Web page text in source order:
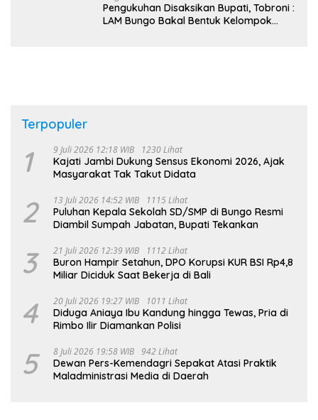
Pengukuhan Disaksikan Bupati, Tobroni :
LAM Bungo Bakal Bentuk Kelompok
Terpopuler
1 9 Juli 2026 12:18 WIB 1230 Lihat
Kajati Jambi Dukung Sensus Ekonomi 2026, Ajak
Masyarakat Tak Takut Didata
2 13 Juli 2026 14:52 WIB 1115 Lihat
Puluhan Kepala Sekolah SD/SMP di Bungo Resmi
Diambil Sumpah Jabatan, Bupati Tekankan
3 21 Juli 2026 12:39 WIB 1112 Lihat
Buron Hampir Setahun, DPO Korupsi KUR BSI Rp4,8
Miliar Diciduk Saat Bekerja di Bali
4 20 Juli 2026 19:27 WIB 1011 Lihat
Diduga Aniaya Ibu Kandung hingga Tewas, Pria di
Rimbo Ilir Diamankan Polisi
5 8 Juli 2026 19:58 WIB 942 Lihat
Dewan Pers-Kemendagri Sepakat Atasi Praktik
Maladministrasi Media di Daerah